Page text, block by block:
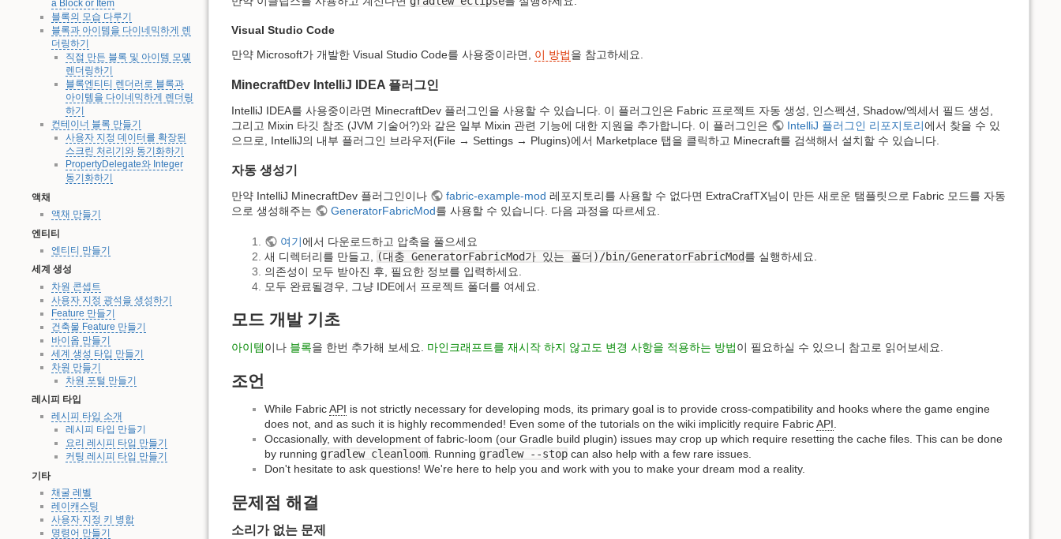
a Block or Item
블록의 모습 다루기
블록과 아이템을 다이네믹하게 렌
더링하기
직접 만든 블록 및 아이템 모델
렌더링하기
블록엔티티 렌더러로 블록과
아이템을 다이네믹하게 렌더링
하기
컨테이너 블록 만들기
사용자 지정 데이터를 확장된
스크린 처리기와 동기화하기
PropertyDelegate와 Integer
동기화하기
액채
액채 만들기
엔티티
엔티티 만들기
세계 생성
차원 콘셉트
사용자 지정 광석을 생성하기
Feature 만들기
건축물 Feature 만들기
바이옴 만들기
세계 생성 타입 만들기
차원 만들기
차원 포털 만들기
레시피 타입
레시피 타입 소개
레시피 타입 만들기
요리 레시피 타입 만들기
커팅 레시피 타입 만들기
기타
채굴 레벨
레이캐스팅
사용자 지정 키 병합
명령어 만들기
Visual Studio Code
만약 Microsoft가 개발한 Visual Studio Code를 사용중이라면, 이 방법을 참고하세요.
MinecraftDev IntelliJ IDEA 플러그인
IntelliJ IDEA를 사용중이라면 MinecraftDev 플러그인을 사용할 수 있습니다. 이 플러그인은 Fabric 프로젝트 자동 생성, 인스펙션, Shadow/엑세서 필드 생성,
그리고 Mixin 타깃 참조 (JVM 기술어?)와 같은 일부 Mixin 관련 기능에 대한 지원을 추가합니다. 이 플러그인은
IntelliJ 플러그인 리포지토리에서 찾을 수 있
으므로, IntelliJ의 내부 플러그인 브라우저(File → Settings → Plugins)에서 Marketplace 탭을 클릭하고 Minecraft를 검색해서 설치할 수 있습니다.
자동 생성기
만약 IntelliJ MinecraftDev 플러그인이나 fabric-example-mod 레포지토리를 사용할 수 없다면 ExtraCrafTX님이 만든 새로운 탬플릿으로 Fabric 모드를 자동
으로 생성해주는
GeneratorFabricMod를 사용할 수 있습니다. 다음 과정을 따르세요.
여기에서 다운로드하고 압축을 풀으세요
새 디렉터리를 만들고,
(대충 GeneratorFabricMod가 있는 폴더)/bin/GeneratorFabricMod를 실행하세요.
의존성이 모두 받아진 후, 필요한 정보를 입력하세요.
모두 완료될경우, 그냥 IDE에서 프로젝트 폴더를 여세요.
모드 개발 기초
아이템이나 블록을 한번 추가해 보세요. 마인크래프트를 재시작 하지 않고도 변경 사항을 적용하는 방법이 필요하실 수 있으니 참고로 읽어보세요.
조언
While FabricAPI is not strictly necessary for developing mods, its primary goal is to provide cross-compatibility and hooks where the game engine
does not, and as such it is highly recommended! Even some of the tutorials on the wiki implicitly require FabricAPI
Occasionally, with development of fabric-loom (our Gradle build plugin) issues may crop up which require resetting the cache files. This can be done
by running gradlew cleanloom . Running gradlew --stop can also help with a few rare issues.
Don't hesitate to ask questions! We're here to help you and work with you to make your dream mod a reality.
문제점 해결
소리가 없는 문제